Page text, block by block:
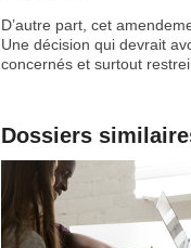
D’autre part, cet
Une décision qui devrait
concernés et surtout
Dossiers